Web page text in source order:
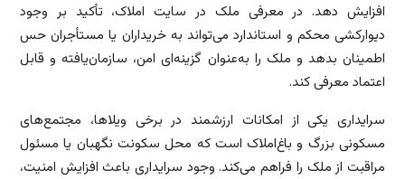
افزایش دهد. در معرفی ملک در سایت املاک، تأکید بر وجود
دیوارکشی محکم و استاندارد می‌تواند به خریداران یا مستأجران حس
اطمینان بدهد و ملک را به‌عنوان گزینه‌ای امن، سازمان‌یافته و قابل
اعتماد معرفی کند.
سرایداری یکی از امکانات ارزشمند در برخی ویلاها، مجتمع‌های
مسکونی بزرگ و باغ‌املاک است که محل سکونت نگهبان یا مسئول
مراقبت از ملک را فراهم می‌کند. وجود سرایداری باعث افزایش امنیت،